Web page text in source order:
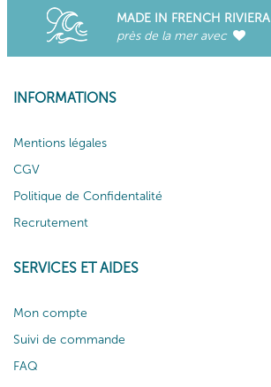
MADE IN FRENCH RIVIERA
près de la mer avec
INFORMATIONS
Mentions légales
CGV
Politique de Confidentalité
Recrutement
SERVICES ET AIDES
Mon compte
Suivi de commande
FAQ